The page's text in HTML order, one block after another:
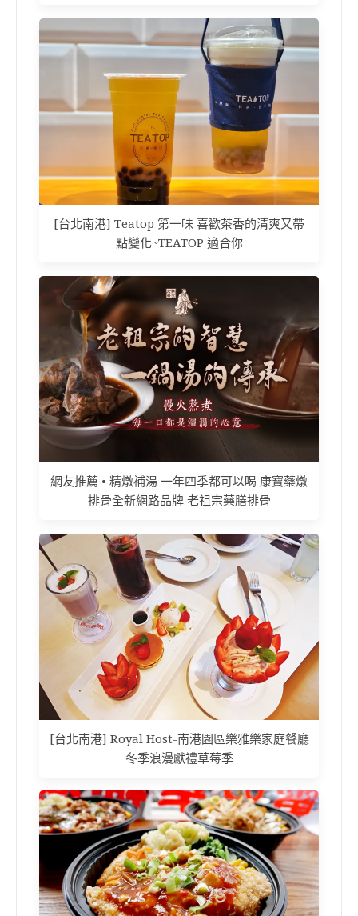
[台北南港] Teatop 第一味 喜歡茶香的清爽又帶
點變化~TEATOP 適合你
網友推薦 • 精燉補湯 一年四季都可以喝 康寶藥燉
排骨全新網路品牌 老祖宗藥膳排骨
[台北南港] Royal Host-南港園區樂雅樂家庭餐廳
冬季浪漫獻禮草莓季